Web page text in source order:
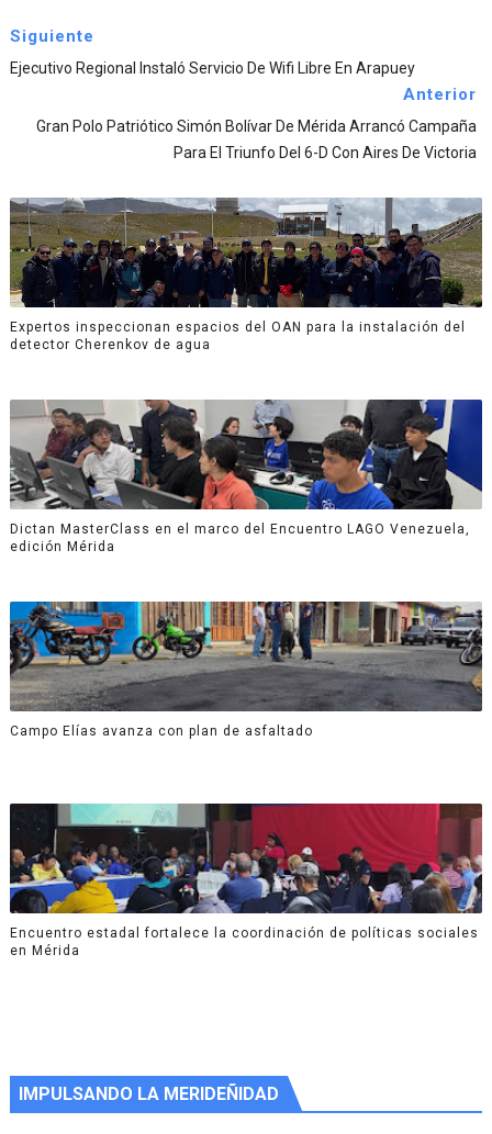
Siguiente
Ejecutivo Regional Instaló Servicio De Wifi Libre En Arapuey
Anterior
Gran Polo Patriótico Simón Bolívar De Mérida Arrancó Campaña
Para El Triunfo Del 6-D Con Aires De Victoria
Expertos inspeccionan espacios del OAN para la instalación del
detector Cherenkov de agua
Dictan MasterClass en el marco del Encuentro LAGO Venezuela,
edición Mérida
Campo Elías avanza con plan de asfaltado
Encuentro estadal fortalece la coordinación de políticas sociales
en Mérida
IMPULSANDO LA MERIDEÑIDAD